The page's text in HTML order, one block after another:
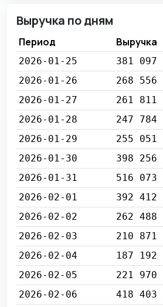
Выручка по дням
Период Выручка
2026-01-25 381 097
2026-01-26
268 556
2026-01-27
261 811
2026-01-28
247 784
2026-01-29
255 051
2026-01-30
398 256
2026-01-31
516 073
2026-02-01
392 412
2026-02-02
262 488
2026-02-03
210 871
2026-02-04
187 192
2026-02-05
221 970
2026-02-06
418 403